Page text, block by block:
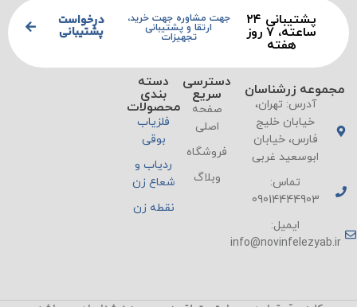
پشتیبانی ۲۴
ساعته، ۷ روز
هفته
جهت مشاوره جهت خرید،
ارتقا و پشتیبانی
تجهیزات
درخواست
پشتیبانی
مجموعه زرشناسان
آدرس: تهران،
خیابان خلیج
فارس، خیابان
ابوسعید غربی
تماس:
09014444903
ایمیل:
info@novinfelezyab.ir
دسترسی
سریع
صفحه
اصلی
فروشگاه
وبلاگ
دسته
بندی
محصولات
فلزیاب
بوقی
ردیاب و
شعاع زن
نقطه زن